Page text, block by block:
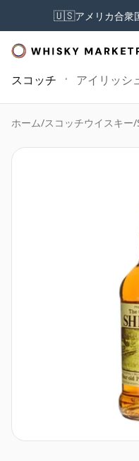
🇺🇸アメリカ合衆
スコッチ アイリッシ
ホーム/スコッチウイスキー/